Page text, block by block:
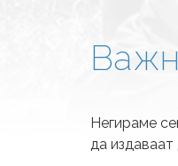
Негираме
да